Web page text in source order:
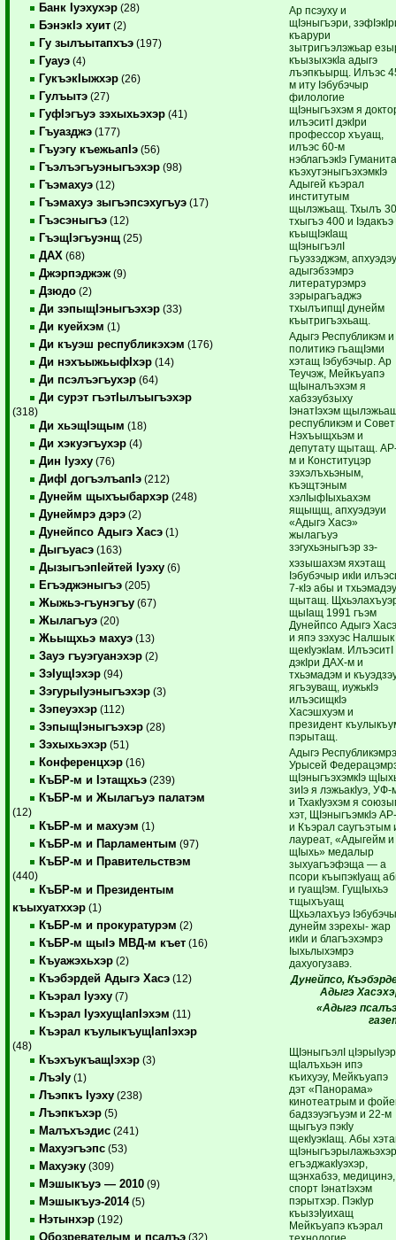
Банк Iуэхухэр (28)
БэнэкIэ хуит (2)
Гу зылъытапхъэ (197)
Гуауэ (4)
ГукъэкIыжхэр (26)
Гулъытэ (27)
ГуфIэгъуэ зэхыхьэхэр (41)
Гъуазджэ (177)
Гъуэгу къежьапIэ (56)
Гъэлъэгъуэныгъэхэр (98)
Гъэмахуэ (12)
Гъэмахуэ зыгъэпсэхугъуэ (17)
Гъэсэныгъэ (12)
ГъэщIэгъуэнщ (25)
ДАХ (68)
Джэрпэджэж (9)
Дзюдо (2)
Ди зэпыщIэныгъэхэр (33)
Ди куейхэм (1)
Ди къуэш республикэхэм (176)
Ди нэхъыжьыфIхэр (14)
Ди псэлъэгъухэр (64)
Ди сурэт гъэтIылъыгъэхэр
(318)
Ди хьэщIэщым (18)
Ди хэкуэгъухэр (4)
Дин Iуэху (76)
ДифI догъэлъапIэ (212)
Дунейм щыхъыбархэр (248)
Дунеймрэ дэрэ (2)
Дунейпсо Адыгэ Хасэ (1)
Дыгъуасэ (163)
ДызыгъэпIейтей Iуэху (6)
Егъэджэныгъэ (205)
Жыжьэ-гъунэгъу (67)
Жылагъуэ (20)
Жьыщхьэ махуэ (13)
Зауэ гъуэгуанэхэр (2)
ЗэIущIэхэр (94)
ЗэгурыIуэныгъэхэр (3)
Зэпеуэхэр (112)
ЗэпыщIэныгъэхэр (28)
Зэхыхьэхэр (51)
Конференцхэр (16)
КъБР-м и Iэтащхьэ (239)
КъБР-м и Жылагъуэ палатэм
(12)
КъБР-м и махуэм (1)
КъБР-м и Парламентым (97)
КъБР-м и Правительствэм
(440)
КъБР-м и Президентым
къыхуатххэр (1)
КъБР-м и прокуратурэм (2)
КъБР-м щыIэ МВД-м къет (16)
Къуажэхьхэр (2)
Къэбэрдей Адыгэ Хасэ (12)
Къэрал Iуэху (7)
Къэрал IуэхущIапIэхэм (11)
Къэрал къулыкъущIапIэхэр
(48)
КъэхъукъащIэхэр (3)
ЛъэIу (1)
Лъэпкъ Iуэху (238)
Лъэпкъхэр (5)
Малъхъэдис (241)
Махуэгъэпс (53)
Махуэку (309)
Мэшыкъуэ — 2010 (9)
Мэшыкъуэ-2014(5)
Нэтынхэр (192)
Обозревателым и псалъэ (32)
Ар псэуху и
щIэныгъэри,
къарури
зытригъэлэжьар
къызыхэкIа адыгэ
лъэпкъырщ. Илъэс
м иту Iэбубэчыр
филологие
щIэныгъэхэм я
илъэситI дэкIри
профессор хъуащ,
илъэс 60-м
нэблагъэкIэ
къэхутэныгъэхэмкIэ
Адыгей къэрал
институтым
щылэжьащ. Тхылъ
тхыгъэ 400 и Iэдакъэ
къыщIэкIащ
щIэныгъэлI
гъуэзэджэм,
адыгэбзэмрэ
литературэмрэ
зэрырагъаджэ
тхылъипщI дунейм
къытригъэхьащ.
Адыгэ Республикэм и
политикэ гъащIэми
хэтащ Iэбубэчыр. Ар
Теучэж, Мейкъуапэ
щIыналъэхэм я
хабзэубзыху
IэнатIэхэм
республикэм и Совет
Нэхъыщхьэм и
депутату щытащ.
м и Конституцэр
зэхэлъхьэным,
къэщтэным
хэлIыфIыхьахэм
ящыщщ, апхуэдэуи
«Адыгэ Хасэ»
жылагъуэ
зэгухьэныгъэр зэ-
хэзышахэм яхэтащ
Iэбубэчыр икIи
7-кIэ абы и
щытащ.
щыIащ 1991 гъэм
Дунейпсо Адыгэ
и япэ зэхуэс Налшык
щекIуэкIам. ИлъэситI
дэкIри ДАХ-м и
тхьэмадэм и
ягъэуващ, иужькIэ
илъэсищкIэ
Хасэшхуэм и
президент
пэрытащ.
Адыгэ
Урысей
щIэныгъэхэмкIэ
зиIэ я лэжьакIуэ, УФ-
и ТхакIуэхэм я
хэт, ЩIэныгъэмкIэ
и Къэрал саугъэтым
лауреат, «Адыгейм и
щIыхь» медалыр
зыхуагъэфэща — а
псори къыпэкIуащ
и гуащIэм. ГущIыхьэ
тщыхъуащ
Щхьэлахъуэ
дунейм зэрехы- жар
икIи и благъэхэмрэ
Iыхьлыхэмрэ
дахуогузавэ.
Дунейпсо,
Адыгэ
«Адыгэ
ЩIэныгъэлI цIэрыIуэр
щIалъхьэн ипэ
къихуэу, Мейкъуапэ
дэт «Панорама»
кинотеатрым и
бадзэуэгъуэм и 22-м
щыгъуэ пэкIу
щекIуэкIащ. Абы
егъэджакIуэхэр,
щэнхабзэ, медицинэ,
спорт IэнатIэхэм
пэрытхэр. ПэкIур
къызэIуихащ
Мейкъуапэ къэрал